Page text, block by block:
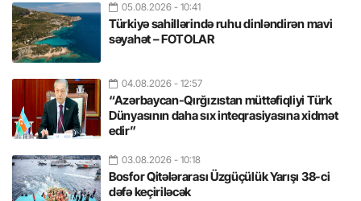
05.08.2026 - 10:41
Türkiyə sahillərində ruhu dinləndirən mavi
səyahət – FOTOLAR
04.08.2026 - 12:57
“Azərbaycan-Qırğızıstan müttəfiqliyi Türk
Dünyasının daha sıx inteqrasiyasına xidmət
edir”
03.08.2026 - 10:18
Bosfor Qitələrarası Üzgüçülük Yarışı 38-ci
dəfə keçiriləcək